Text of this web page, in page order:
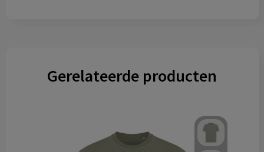
Gerelateerde producten